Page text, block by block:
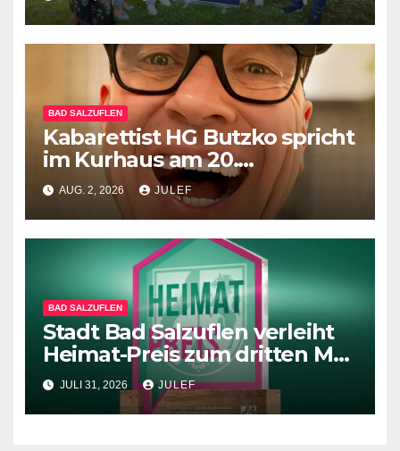
vhs Bad Salzuflen stellt neues
Herbst-& Winterprogramm
BAD SALZUFLEN
Kabarettist HG Butzko spricht
im Kurhaus am 20.
September Klartext –
menschlich anstatt mit KI
AUG. 2, 2026 JULEF
BAD SALZUFLEN
Stadt Bad Salzuflen verleiht
Heimat-Preis zum dritten Mal
– Besonderes Engagement
gewürdigt
JULI 31, 2026 JULEF